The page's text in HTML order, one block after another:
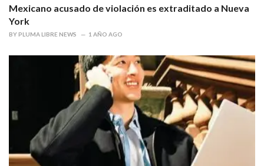
Mexicano acusado de violación es extraditado a Nueva
York
BY PLUMA LIBRE NEWS 1 AÑO AGO